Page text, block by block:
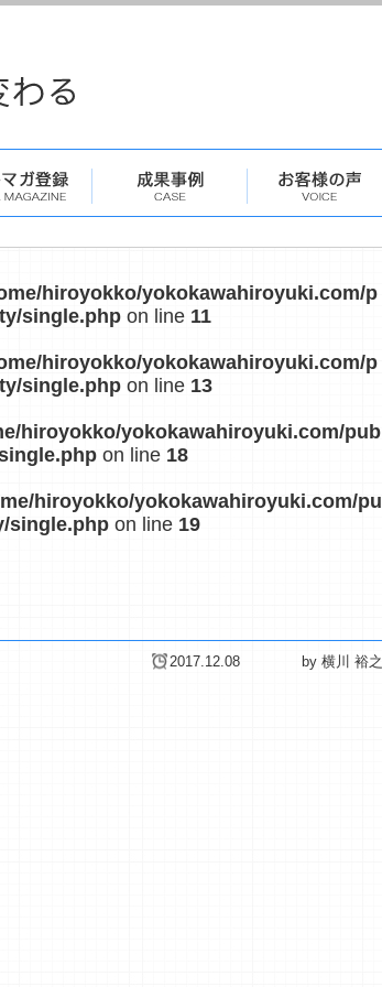
hiroyokko/yokokawahiroyuki.com/p
single.php on line 11
hiroyokko/yokokawahiroyuki.com/p
single.php on line 13
hiroyokko/yokokawahiroyuki.com/pub
on line 18
hiroyokko/yokokawahiroyuki.com/pu
single.php on line 19
2017.12.08 by 横川 裕之